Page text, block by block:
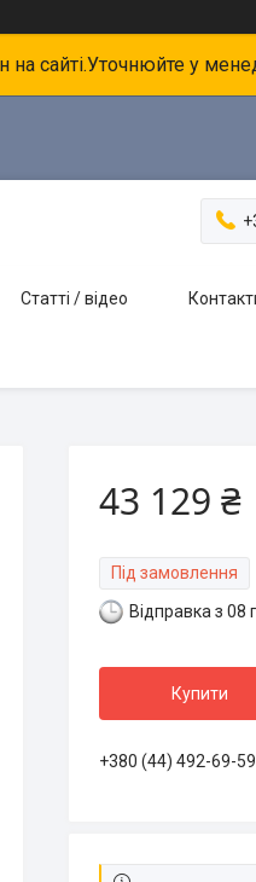
на сайті.Уточнюйте у
Статті / відео
43 129 ₴
Під замовлення
Відправка з 08
Купити
+380 (44) 492-69-59